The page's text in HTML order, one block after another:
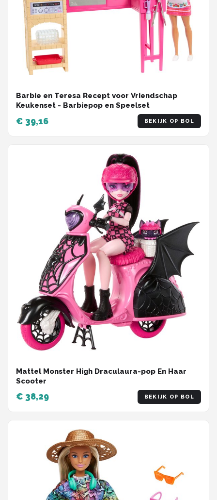
Barbie en Teresa Recept voor Vriendschap
Keukenset - Barbiepop en Speelset
€ 39,16 BEKIJK OP BOL
Mattel Monster High Draculaura-pop En Haar
Scooter
€ 38,29 BEKIJK OP BOL